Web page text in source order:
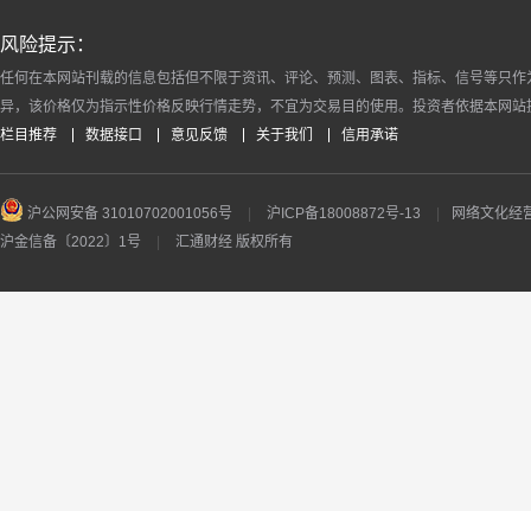
风险提示：
任何在本网站刊载的信息包括但不限于资讯、评论、预测、图表、指标、信号等只
异，该价格仅为指示性价格反映行情走势，不宜为交易目的使用。投资者依据本网
栏目推荐
数据接口 意见反馈 关于我们 信用承诺
沪公网安备 31010702001056号 沪ICP备18008872号-13
网络文化经
沪金信备〔2022〕1号
汇通财经 版权所有